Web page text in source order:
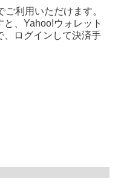
利用いただけます。
、Yahoo!ウォレット
、ログインして決済手